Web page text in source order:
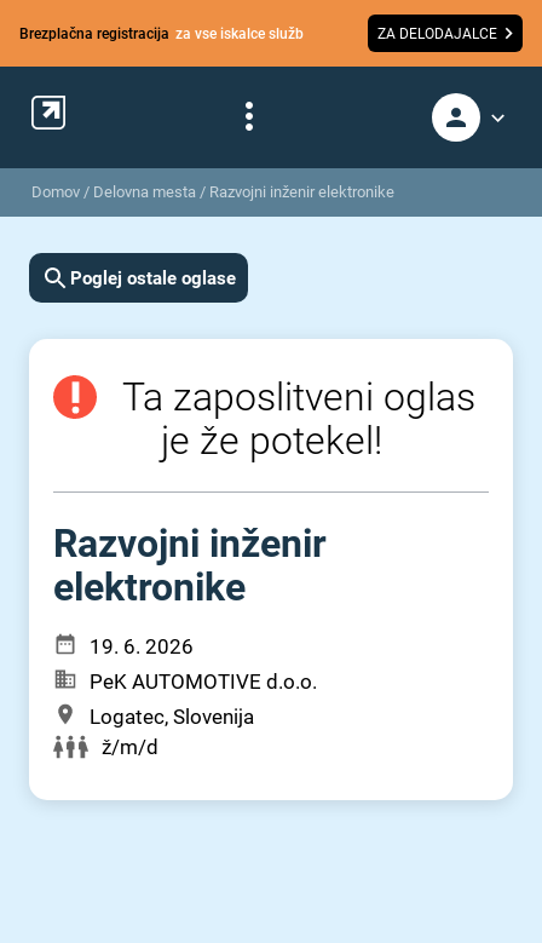
Brezplačna registracija za vse iskalce služb ZA DELODAJALCE
Domov / Delovna mesta / Razvojni inženir elektronike
Poglej ostale oglase
Ta zaposlitveni oglas
je že potekel!
Razvojni inženir
elektronike
19. 6. 2026
PeK AUTOMOTIVE d.o.o.
Logatec, Slovenija
ž/m/d